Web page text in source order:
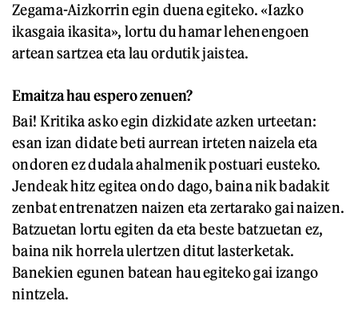
Zegama-Aizkorrin egin duena egiteko. «Iazko
ikasgaia ikasita», lortu du hamar lehenengoen
artean sartzea eta lau ordutik jaistea.
Emaitza hau espero zenuen?
Bai! Kritika asko egin dizkidate azken urteetan:
esan izan didate beti aurrean irteten naizela eta
ondoren ez dudala ahalmenik postuari eusteko.
Jendeak hitz egitea ondo dago, baina nik badakit
zenbat entrenatzen naizen eta zertarako gai naizen.
Batzuetan lortu egiten da eta beste batzuetan ez,
baina nik horrela ulertzen ditut lasterketak.
Banekien egunen batean hau egiteko gai izango
nintzela.